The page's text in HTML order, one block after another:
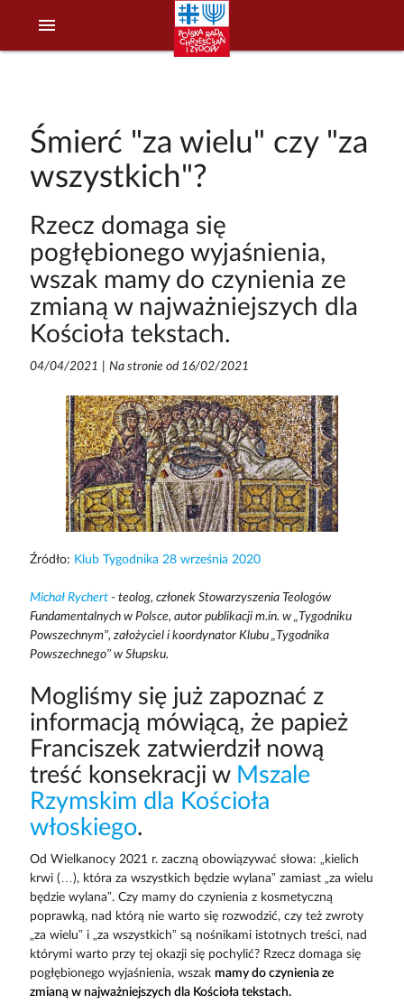
menu
Śmierć "za wielu" czy "za
wszystkich"?
Rzecz domaga się
pogłębionego wyjaśnienia,
wszak mamy do czynienia ze
zmianą w najważniejszych dla
Kościoła tekstach.
04/04/2021 Na stronie od 16/02/2021
Źródło: Klub Tygodnika 28 września 2020
Michał Rychert- teolog, członek Stowarzyszenia Teologów
Fundamentalnych w Polsce, autor publikacji m.in. w „Tygodniku
Powszechnym”, założyciel i koordynator Klubu „Tygodnika
Powszechnego” w Słupsku.
Mogliśmy się już zapoznać z
informacją mówiącą, że papież
Franciszek zatwierdził nową
treść konsekracji w Mszale
Rzymskim dla Kościoła
włoskiego.
Od Wielkanocy 2021 r. zaczną obowiązywać słowa: „kielich
krwi (…), która za wszystkich będzie wylana” zamiast „za wielu
będzie wylana”. Czy mamy do czynienia z kosmetyczną
poprawką, nad którą nie warto się rozwodzić, czy też zwroty
„za wielu” i „za wszystkich” są nośnikami istotnych treści, nad
którymi warto przy tej okazji się pochylić? Rzecz domaga się
pogłębionego wyjaśnienia, wszak mamy do czynienia ze
zmianą w najważniejszych dla Kościoła tekstach.